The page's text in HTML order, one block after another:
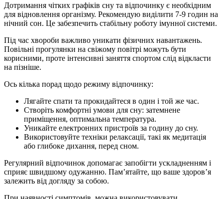
Дотримання чітких графіків сну та відпочинку є необхідним
для відновлення організму. Рекомендую виділити 7-9 годин на
нічний сон. Це забезпечить стабільну роботу імунної системи.
Під час хвороби важливо уникати фізичних навантажень.
Повільні прогулянки на свіжому повітрі можуть бути
корисними, проте інтенсивні заняття спортом слід відкласти
на пізніше.
Ось кілька порад щодо режиму відпочинку:
Лягайте спати та прокидайтеся в один і той же час.
Створіть комфортні умови для сну: затемнене
приміщення, оптимальна температура.
Уникайте електронних пристроїв за годину до сну.
Використовуйте техніки релаксації, такі як медитація
або глибоке дихання, перед сном.
Регулярний відпочинок допомагає запобігти ускладненням і
сприяє швидшому одужанню. Пам’ятайте, що ваше здоров’я
залежить від догляду за собою.